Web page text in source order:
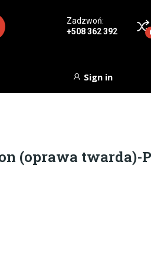
Zadzwoń:
+508 362 392
Sign in
(oprawa